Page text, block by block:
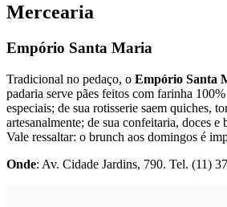
Mercearia
Empório Santa Maria
Tradicional no pedaço, o Empório Santa
padaria serve pães feitos com farinha
especiais; de sua rotisserie saem quiches,
artesanalmente; de sua confeitaria, doces e
Vale ressaltar: o brunch aos domingos é
Onde: Av. Cidade Jardins, 790. Tel. (11)